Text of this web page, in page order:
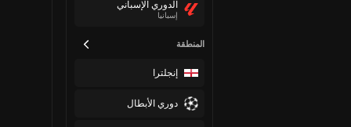
الدوري الإسباني
إسبانيا
المنطقة
إنجلترا
دوري الأبطال